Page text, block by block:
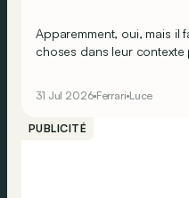
Apparemment, oui, mais il
choses dans leur
31 Jul 2026 Ferrari Luce
PUBLICITÉ